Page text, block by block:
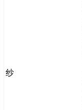
纱